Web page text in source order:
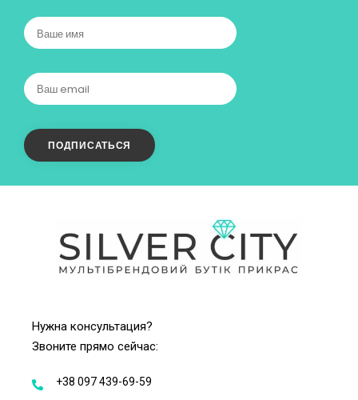
Нужна консультация?
Звоните прямо сейчас:
+38 097 439-69-59